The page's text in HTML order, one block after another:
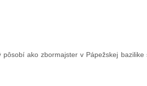
ako zbormajster v Pápežskej bazilike